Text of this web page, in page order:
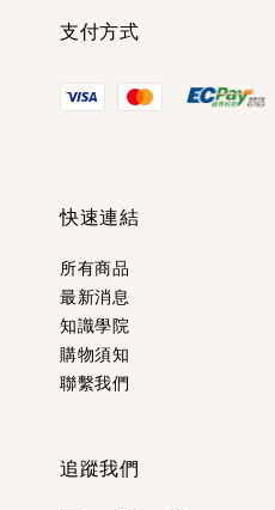
支付方式
快速連結
所有商品
最新消息
知識學院
購物須知
聯繫我們
追蹤我們